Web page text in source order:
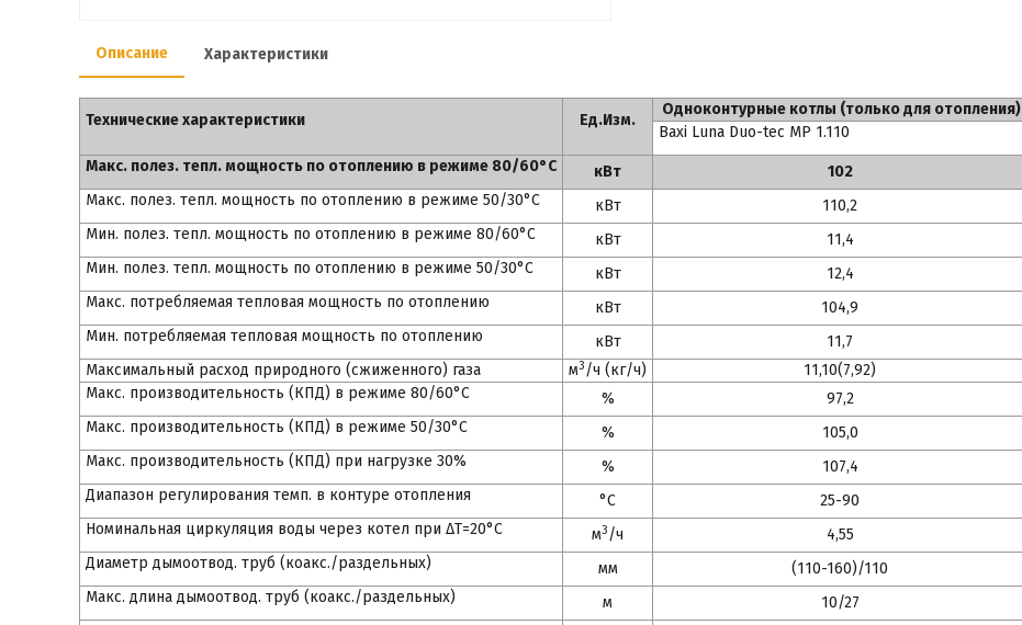
Описание Характеристики
Технические характеристики Ед.Изм.
Одноконтурные котлы (только для отопления)
Baxi Luna Duo-tec MP 1.110
Макс. полез. тепл. мощность по отоплению в режиме 80/60°С
кВт
102
Макс. полез. тепл. мощность по отоплению в режиме 50/30°С
кВт
110,2
Мин. полез. тепл. мощность по отоплению в режиме 80/60°С
кВт
11,4
Мин. полез. тепл. мощность по отоплению в режиме 50/30°С
кВт
12,4
Макс. потребляемая тепловая мощность по отоплению
кВт
104,9
Мин. потребляемая тепловая мощность по отоплению
кВт
11,7
Максимальный расход природного (сжиженного) газа
м3 /ч (кг/ч)
11,10(7,92)
Макс. производительность (КПД) в режиме 80/60°С
%
97,2
Макс. производительность (КПД) в режиме 50/30°С
%
105,0
Макс. производительность (КПД) при нагрузке 30%
%
107,4
Диапазон регулирования темп. в контуре отопления
°С
25-90
Номинальная циркуляция воды через котел при ΔТ=20°С
м3 /ч
4,55
Диаметр дымоотвод. труб (коакс./раздельных)
мм
(110-160)/110
Макс. длина дымоотвод. труб (коакс./раздельных)
м
10/27